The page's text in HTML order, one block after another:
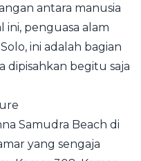
antara manusia
ini, penguasa alam
ini adalah bagian
dipisahkan begitu saja
Samudra Beach di
yang sengaja